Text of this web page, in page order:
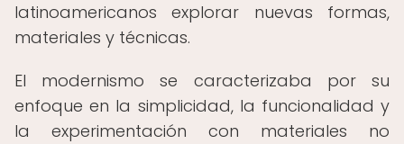
latinoamericanos explorar nuevas formas,
materiales y técnicas.
El modernismo se caracterizaba por su
enfoque en la simplicidad, la funcionalidad y
la experimentación con materiales no